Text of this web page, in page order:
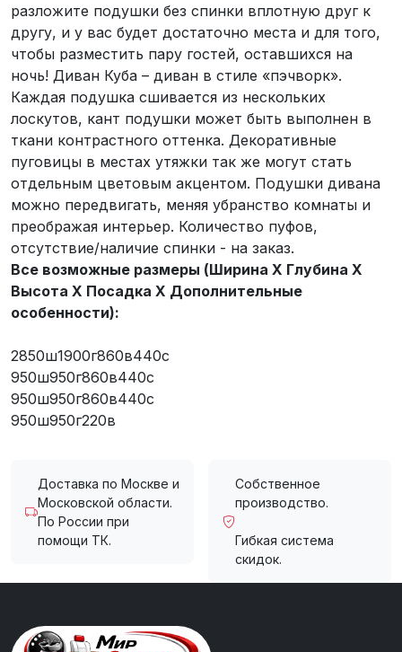
разложите подушки без спинки вплотную друг к
другу, и у вас будет достаточно места и для того,
чтобы разместить пару гостей, оставшихся на
ночь! Диван Куба – диван в стиле «пэчворк».
Каждая подушка сшивается из нескольких
лоскутов, кант подушки может быть выполнен в
ткани контрастного оттенка. Декоративные
пуговицы в местах утяжки так же могут стать
отдельным цветовым акцентом. Подушки дивана
можно передвигать, меняя убранство комнаты и
преображая интерьер. Количество пуфов,
отсутствие/наличие спинки - на заказ.
Все возможные размеры (Ширина X Глубина X
Высота X Посадка X Дополнительные
особенности):
2850ш1900г860в440с
950ш950г860в440с
950ш950г860в440с
950ш950г220в
Доставка по Москве и
Московской области.
По России при
помощи ТК.
Собственное
производство.
Гибкая система
скидок.